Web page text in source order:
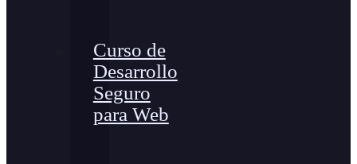
Curso de
Desarrollo
Seguro
para Web